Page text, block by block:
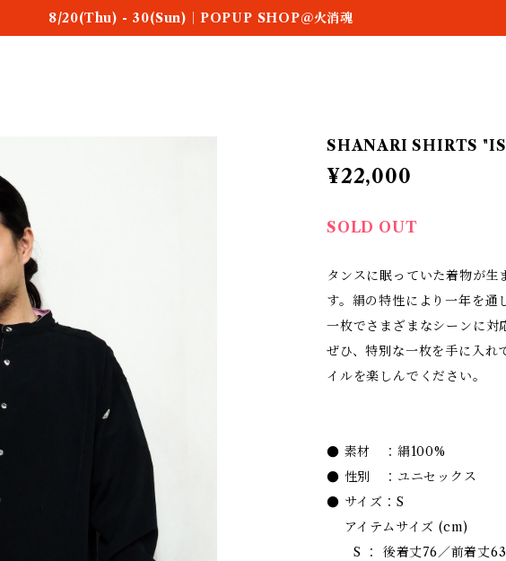
8/20(Thu) - 30(Sun)｜POPUP SHOP＠火消魂
SHANARI SHIRTS
¥22,000
SOLD OUT
タンスに眠っていた着物が
す。絹の特性により一年を通
一枚でさまざまなシーンに対
ぜひ、特別な一枚を手に入れ
イルを楽しんでください。
● 素材 ：絹100%
● 性別 ：ユニセックス
● サイズ：S
アイテムサイズ (cm)
S ： 後着丈76／前着丈63